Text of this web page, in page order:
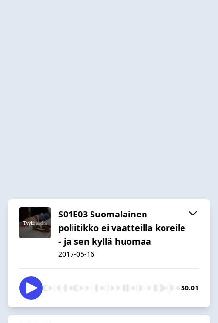
S01E03 Suomalainen
poliitikko ei vaatteilla koreile
- ja sen kyllä huomaa
2017-05-16
30:01